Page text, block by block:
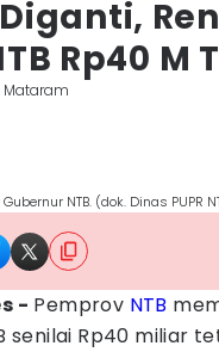
Rp40 M
Mataram
NTB. (dok. Dinas PUPR
- Pemprov NTB
senilai Rp40 miliar